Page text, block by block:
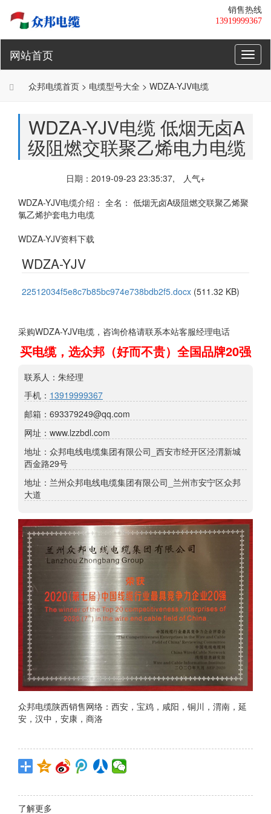
销售热线
13919999367
网站首页
众邦电缆首页 > 电缆型号大全 > WDZA-YJV电缆
WDZA-YJV电缆 低烟无卤A
级阻燃交联聚乙烯电力电缆
日期：2019-09-23 23:35:37, 人气+
WDZA-YJV电缆介绍： 全名： 低烟无卤A级阻燃交联聚乙烯聚
氯乙烯护套电力电缆
WDZA-YJV资料下载
WDZA-YJV
22512034f5e8c7b85bc974e738bdb2f5.docx (511.32 KB)
采购WDZA-YJV电缆，咨询价格请联系本站客服经理电话
买电缆，选众邦（好而不贵）全国品牌20强
联系人：朱经理
手机： 13919999367
邮箱：693379249@qq.com
网址：www.lzzbdl.com
地址：众邦电线电缆集团有限公司_西安市经开区泾渭新城
西金路29号
地址：兰州众邦电线电缆集团有限公司_兰州市安宁区众邦
大道
众邦电缆陕西销售网络：西安，宝鸡，咸阳，铜川，渭南，延
安，汉中，安康，商洛
了解更多